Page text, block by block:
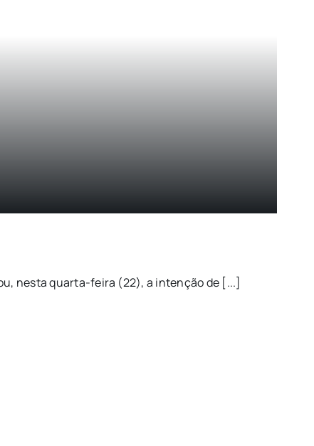
nesta quarta-feira (22), a intenção de [...]